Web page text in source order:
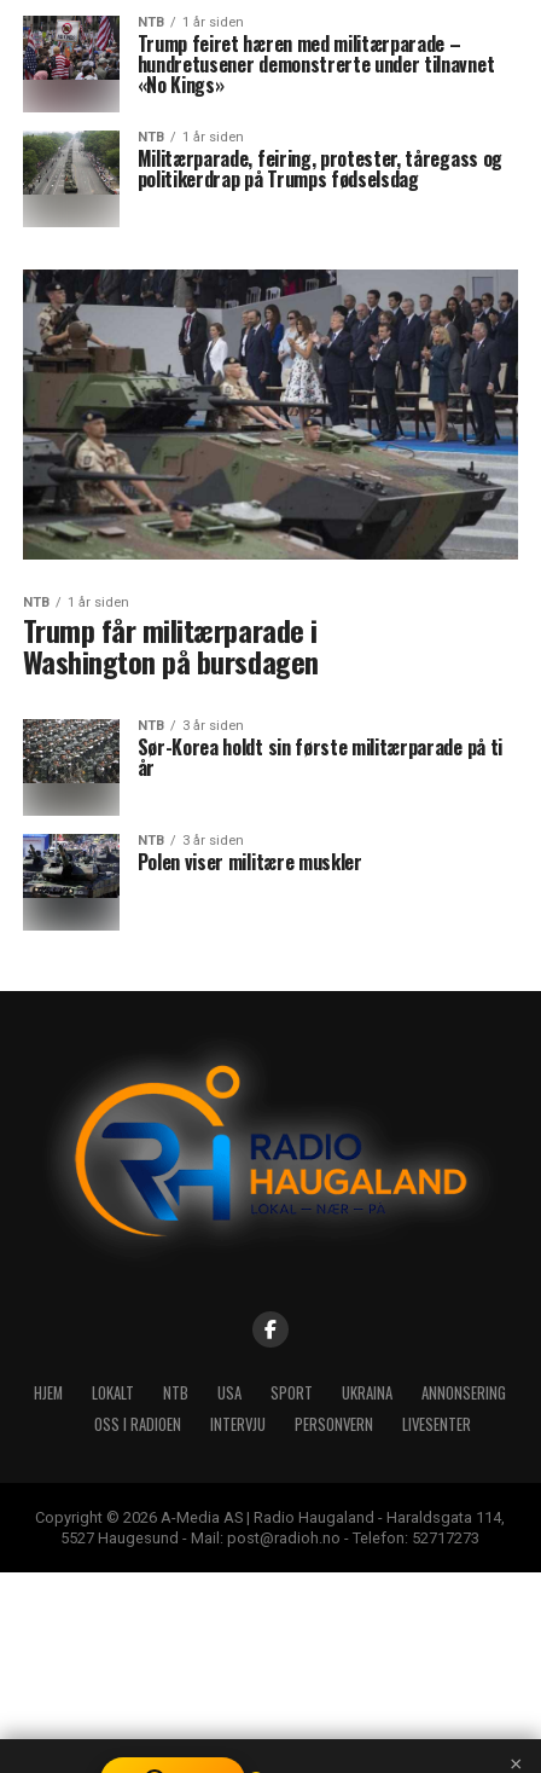
NTB 1 år siden
Trump feiret hæren med militærparade –
hundretusener demonstrerte under tilnavnet
«No Kings»
NTB 1 år siden
Militærparade, feiring, protester, tåregass og
politikerdrap på Trumps fødselsdag
NTB 1 år siden
Trump får militærparade i
Washington på bursdagen
NTB 3 år siden
Sør-Korea holdt sin første militærparade på ti
år
NTB 3 år siden
Polen viser militære muskler
HJEM LOKALT NTB USA SPORT UKRAINA
ANNONSERING
OSS I RADIOEN
INTERVJU PERSONVERN LIVESENTER
Copyright © 2026 A-Media AS | Radio Haugaland - Haraldsgata 114,
5527 Haugesund - Mail: post@radioh.no - Telefon: 52717273
×